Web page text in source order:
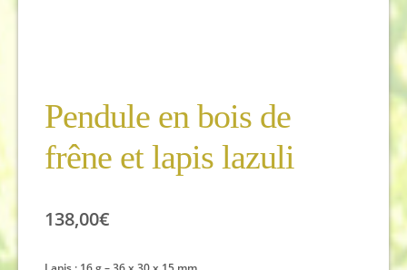
Pendule en bois de
frêne et lapis lazuli
138,00€